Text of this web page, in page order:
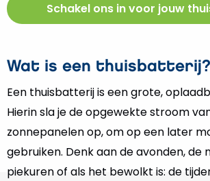
Schakel ons in voor jouw
Wat is een thuisbatterij?
Een thuisbatterij is een grote,
Hierin sla je de opgewekte stroom
zonnepanelen op, om op een later
gebruiken. Denk aan de avonden, de
piekuren of als het bewolkt is: de